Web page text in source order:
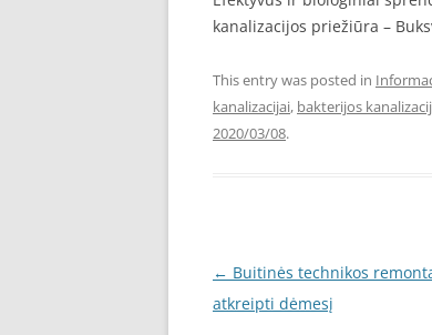
kanalizacijos priežiūra –
This entry was posted in
kanalizacijai, bakterijos
2020/03/08.
Post
navigation
← Buitinės technikos
atkreipti dėmesį